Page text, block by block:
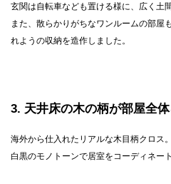
玄関は自転車なども置ける様に、広く土
また、散らかりがちなワンルームの部屋
れようの収納を造作しました。
3 天井床の木の柄が部屋全
海外から仕入れたリアルな木目柄クロス
白黒のモノトーンで居室をコーディネー